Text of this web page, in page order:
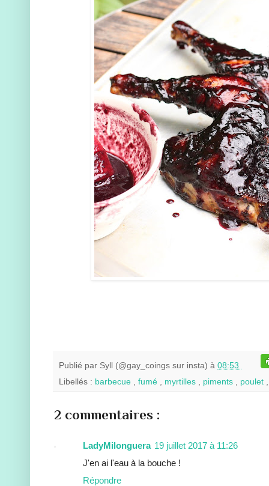
Publié par Syll (@gay_coings sur insta) à 08:53
Libellés : barbecue fumé myrtilles piments poulet
2 commentaires :
LadyMilonguera 19 juillet 2017 à 11:26
J'en ai l'eau à la bouche !
Répondre